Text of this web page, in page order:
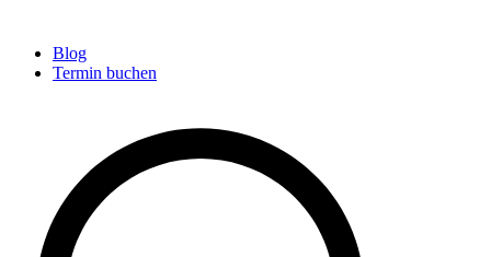
Blog
Termin buchen